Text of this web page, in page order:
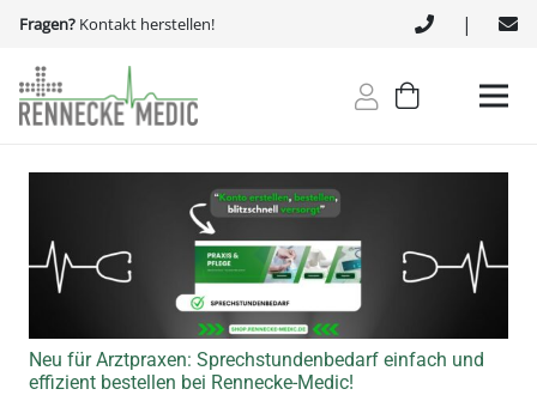
Fragen? Kontakt herstellen! |
Neu für Arztpraxen: Sprechstundenbedarf einfach und
effizient bestellen bei Rennecke-Medic!